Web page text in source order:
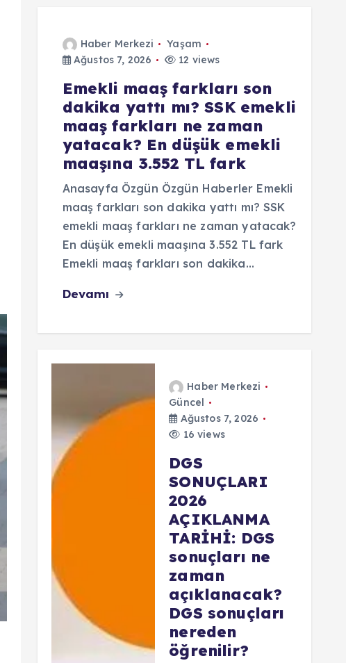
Haber Merkezi
Yaşam
Ağustos 7, 2026
12 views
Emekli maaş farkları son
dakika yattı mı? SSK emekli
maaş farkları ne zaman
yatacak? En düşük emekli
maaşına 3.552 TL fark
Anasayfa Özgün Özgün Haberler Emekli
maaş farkları son dakika yattı mı? SSK
emekli maaş farkları ne zaman yatacak?
En düşük emekli maaşına 3.552 TL fark
Emekli maaş farkları son dakika…
Devamı
Haber Merkezi
Güncel
Ağustos 7, 2026
16 views
DGS
SONUÇLARI
2026
AÇIKLANMA
TARİHİ: DGS
sonuçları ne
zaman
açıklanacak?
DGS sonuçları
nereden
öğrenilir?